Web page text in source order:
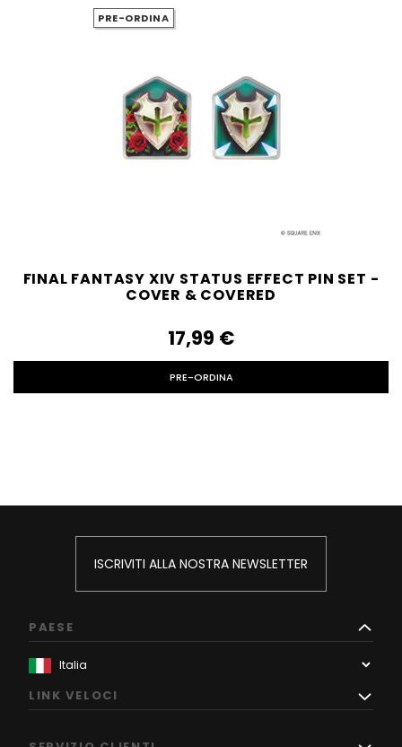
PRE-ORDINA
FINAL FANTASY XIV STATUS EFFECT PIN SET -
COVER & COVERED
17,99‎ ‎€
PRE-ORDINA
ISCRIVITI ALLA NOSTRA NEWSLETTER
PAESE
LINK VELOCI